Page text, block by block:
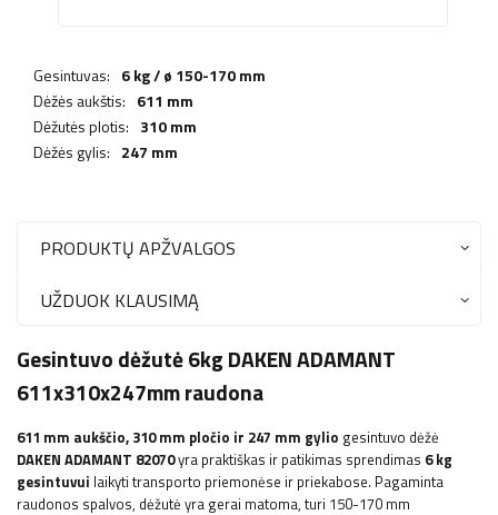
Gesintuvas: 6 kg / ø 150-170 mm
Dėžės aukštis: 611 mm
Dėžutės plotis: 310 mm
Dėžės gylis: 247 mm
PRODUKTŲ APŽVALGOS
UŽDUOK KLAUSIMĄ
Gesintuvo dėžutė 6kg DAKEN ADAMANT
611x310x247mm raudona
611 mm aukščio, 310 mm pločio ir 247 mm gylio gesintuvo dėžė
DAKEN ADAMANT 82070yra praktiškas ir patikimas sprendimas 6 kg
gesintuvui laikyti transporto priemonėse ir priekabose. Pagaminta
raudonos spalvos, dėžutė yra gerai matoma, turi 150-170 mm